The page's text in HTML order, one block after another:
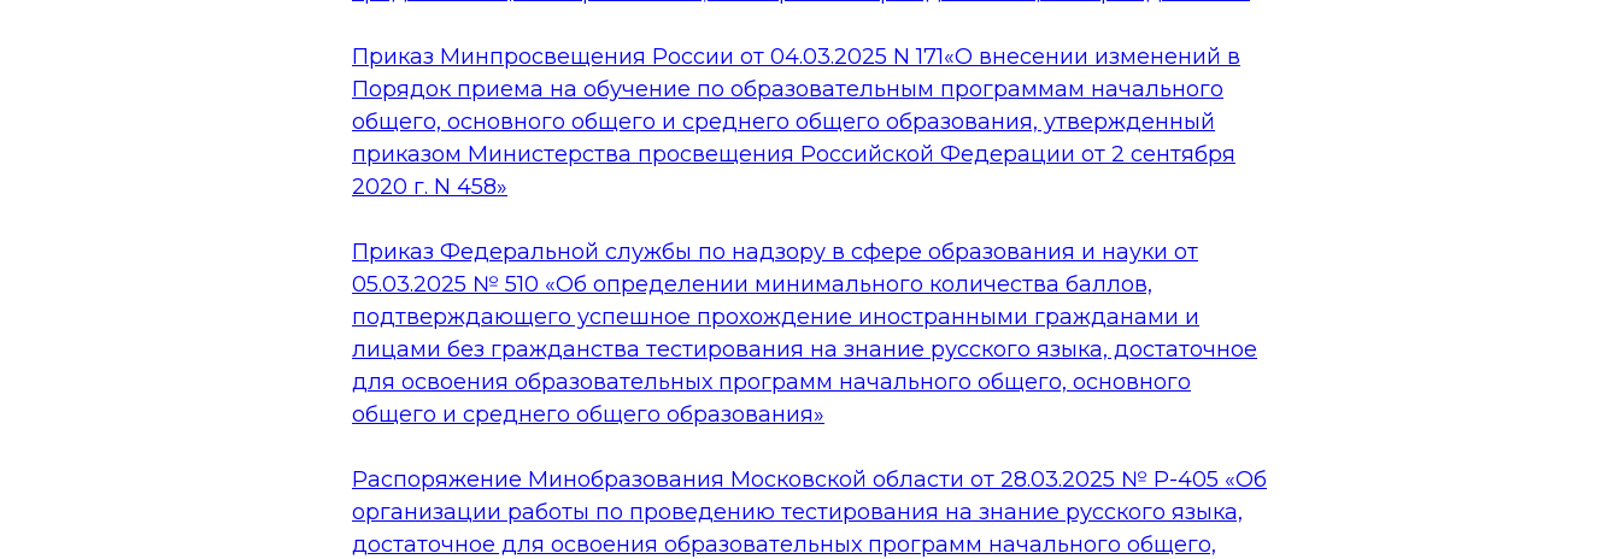
Приказ Минпросвещения России от 04.03.2025 N 171«О внесении изменений в
Порядок приема на обучение по образовательным программам начального
общего, основного общего и среднего общего образования, утвержденный
приказом Министерства просвещения Российской Федерации от 2 сентября
2020 г. N 458»
Приказ Федеральной службы по надзору в сфере образования и науки от
05.03.2025 № 510 «Об определении минимального количества баллов,
подтверждающего успешное прохождение иностранными гражданами и
лицами без гражданства тестирования на знание русского языка, достаточное
для освоения образовательных программ начального общего, основного
общего и среднего общего образования»
Распоряжение Минобразования Московской области от 28.03.2025 № Р-405 «Об
организации работы по проведению тестирования на знание русского языка,
достаточное для освоения образовательных программ начального общего,